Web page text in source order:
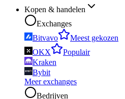
Kopen & handelen
Exchanges
Bitvavo
Meest gekozen
OKX
Populair
Kraken
Bybit
Meer exchanges
Bedrijven